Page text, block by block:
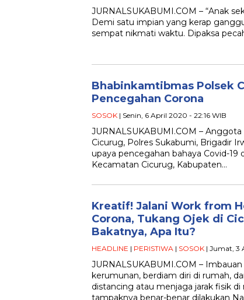
JURNALSUKABUMI.COM – “Anak
Demi satu impian yang kerap
sempat nikmati waktu. Dipaksa
Bhabinkamtibmas Polsek
Pencegahan Corona
SOSOK | Senin, 6 April 2020 - 22:16 WIB
JURNALSUKABUMI.COM –
Cicurug, Polres Sukabumi, Brigadir
upaya pencegahan bahaya Covid-19
Kecamatan Cicurug, Kabupaten…
Kreatif! Jalani Work from
Corona, Tukang Ojek di
Bakatnya, Apa Itu?
HEADLINE | PERISTIWA | SOSOK | Jumat, 3
JURNALSUKABUMI.COM –
kerumunan, berdiam diri di rumah,
distancing atau menjaga jarak fisik
tampaknya benar-benar dilakukan